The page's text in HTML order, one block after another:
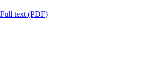
Full text (PDF)